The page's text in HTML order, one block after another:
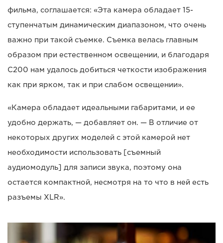
фильма, соглашается: «Эта камера обладает 15-
ступенчатым динамическим диапазоном, что очень
важно при такой съемке. Съемка велась главным
образом при естественном освещении, и благодаря
C200 нам удалось добиться четкости изображения
как при ярком, так и при слабом освещении».
«Камера обладает идеальными габаритами, и ее
удобно держать, — добавляет он. — В отличие от
некоторых других моделей с этой камерой нет
необходимости использовать [съемный
аудиомодуль] для записи звука, поэтому она
остается компактной, несмотря на то что в ней есть
разъемы XLR».